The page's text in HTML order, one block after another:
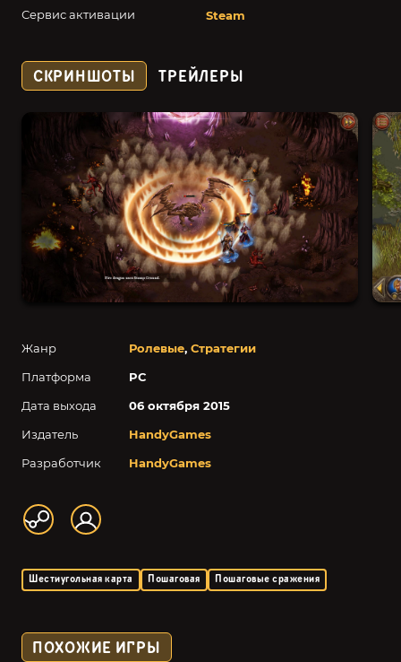
Сервис активации Steam
Жанр Ролевые, Стратегии
Платформа
PC
Дата выхода
06 октября 2015
Издатель
HandyGames
Разработчик
HandyGames
Шестиугольная карта Пошаговая Пошаговые сражения
СКРИНШОТЫ ТРЕЙЛЕРЫ
ПОХОЖИЕ ИГРЫ